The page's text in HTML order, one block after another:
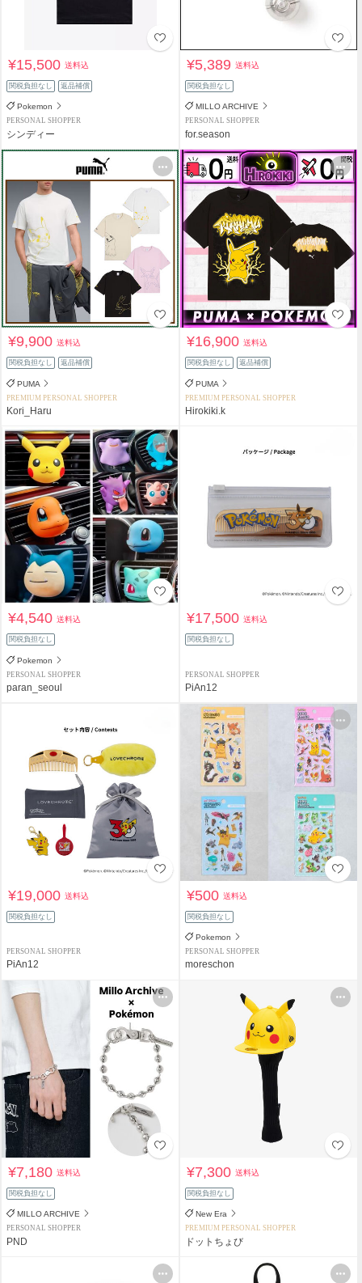
¥15,500送料込
関税負担なし 返品補償
Pokemon
PERSONAL SHOPPER
シンディー
¥5,389送料込
関税負担なし
MILLO ARCHIVE
PERSONAL SHOPPER
for.season
¥9,900送料込
関税負担なし 返品補償
PUMA
PREMIUM PERSONAL SHOPPER
Kori_Haru
¥16,900送料込
関税負担なし 返品補償
PUMA
PREMIUM PERSONAL SHOPPER
Hirokiki.k
¥4,540送料込
関税負担なし
Pokemon
PERSONAL SHOPPER
paran_seoul
¥17,500送料込
関税負担なし
PERSONAL SHOPPER
PiAn12
¥19,000送料込
関税負担なし
PERSONAL SHOPPER
PiAn12
¥500送料込
関税負担なし
Pokemon
PERSONAL SHOPPER
moreschon
¥7,180送料込
関税負担なし
MILLO ARCHIVE
PERSONAL SHOPPER
PND
¥7,300送料込
関税負担なし
New Era
PREMIUM PERSONAL SHOPPER
ドットちょび